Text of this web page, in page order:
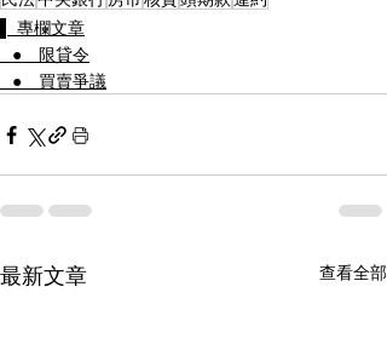
▌ 專欄文章
⠀● 限貸令
⠀● 買賣爭議
最新文章 查看全部